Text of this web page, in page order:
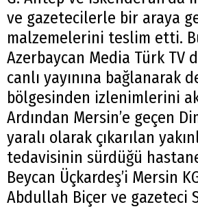
ve gazetecilerle bir araya
malzemelerini teslim etti.
Azerbaycan Media Türk TV
canlı yayınına bağlanarak
bölgesinden izlenimlerini
Ardından Mersin’e geçen
yaralı olarak çıkarılan
tedavisinin sürdüğü
Beycan Üçkardeş’i Mersin
Abdullah Biçer ve gazeteci